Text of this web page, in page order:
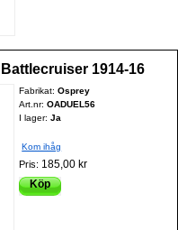
1914-16
Fabrikat:Osprey
Art.nr:OADUEL56
I lager: Ja
Kom ihåg
Pris: 185,00 kr
Köp